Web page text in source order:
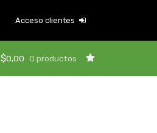
Acceso clientes
$0,00 0 productos